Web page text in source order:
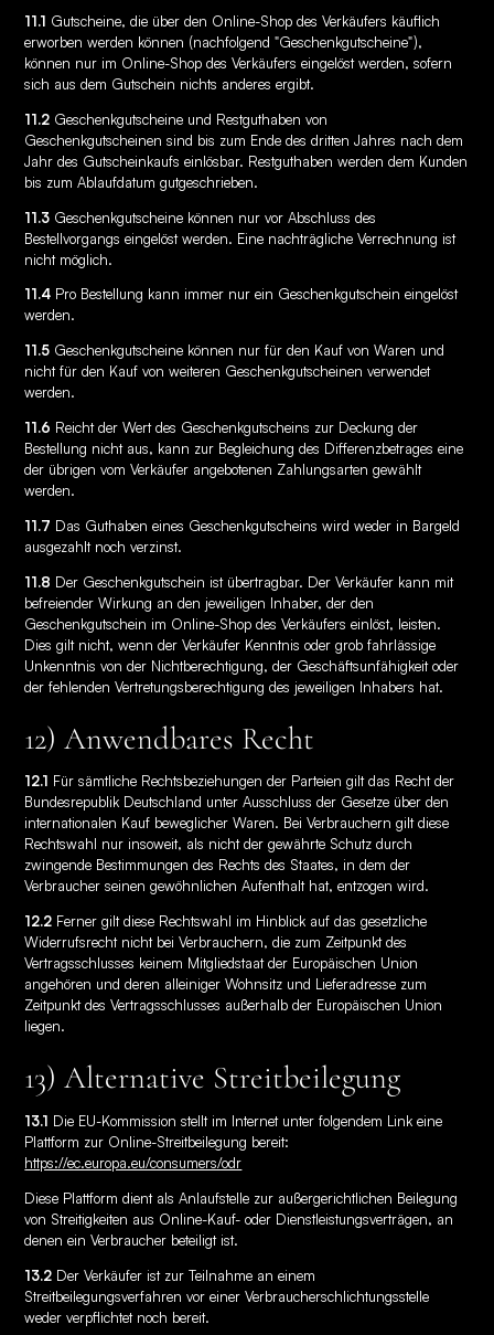
11.1 Gutscheine, die über den Online-Shop des Verkäufers käuflich
erworben werden können (nachfolgend "Geschenkgutscheine"),
können nur im Online-Shop des Verkäufers eingelöst werden, sofern
sich aus dem Gutschein nichts anderes ergibt.
11.2 Geschenkgutscheine und Restguthaben von
Geschenkgutscheinen sind bis zum Ende des dritten Jahres nach dem
Jahr des Gutscheinkaufs einlösbar. Restguthaben werden dem Kunden
bis zum Ablaufdatum gutgeschrieben.
11.3 Geschenkgutscheine können nur vor Abschluss des
Bestellvorgangs eingelöst werden. Eine nachträgliche Verrechnung ist
nicht möglich.
11.4 Pro Bestellung kann immer nur ein Geschenkgutschein eingelöst
werden.
11.5 Geschenkgutscheine können nur für den Kauf von Waren und
nicht für den Kauf von weiteren Geschenkgutscheinen verwendet
werden.
11.6 Reicht der Wert des Geschenkgutscheins zur Deckung der
Bestellung nicht aus, kann zur Begleichung des Differenzbetrages eine
der übrigen vom Verkäufer angebotenen Zahlungsarten gewählt
werden.
11.7 Das Guthaben eines Geschenkgutscheins wird weder in Bargeld
ausgezahlt noch verzinst.
11.8 Der Geschenkgutschein ist übertragbar. Der Verkäufer kann mit
befreiender Wirkung an den jeweiligen Inhaber, der den
Geschenkgutschein im Online-Shop des Verkäufers einlöst, leisten.
Dies gilt nicht, wenn der Verkäufer Kenntnis oder grob fahrlässige
Unkenntnis von der Nichtberechtigung, der Geschäftsunfähigkeit oder
der fehlenden Vertretungsberechtigung des jeweiligen Inhabers hat.
12) Anwendbares Recht
12.1 Für sämtliche Rechtsbeziehungen der Parteien gilt das Recht der
Bundesrepublik Deutschland unter Ausschluss der Gesetze über den
internationalen Kauf beweglicher Waren. Bei Verbrauchern gilt diese
Rechtswahl nur insoweit, als nicht der gewährte Schutz durch
zwingende Bestimmungen des Rechts des Staates, in dem der
Verbraucher seinen gewöhnlichen Aufenthalt hat, entzogen wird.
12.2 Ferner gilt diese Rechtswahl im Hinblick auf das gesetzliche
Widerrufsrecht nicht bei Verbrauchern, die zum Zeitpunkt des
Vertragsschlusses keinem Mitgliedstaat der Europäischen Union
angehören und deren alleiniger Wohnsitz und Lieferadresse zum
Zeitpunkt des Vertragsschlusses außerhalb der Europäischen Union
liegen.
13) Alternative Streitbeilegung
13.1 Die EU-Kommission stellt im Internet unter folgendem Link eine
Plattform zur Online-Streitbeilegung bereit:
https://ec.europa.eu/consumers/odr
Diese Plattform dient als Anlaufstelle zur außergerichtlichen Beilegung
von Streitigkeiten aus Online-Kauf- oder Dienstleistungsverträgen, an
denen ein Verbraucher beteiligt ist.
13.2 Der Verkäufer ist zur Teilnahme an einem
Streitbeilegungsverfahren vor einer Verbraucherschlichtungsstelle
weder verpflichtet noch bereit.